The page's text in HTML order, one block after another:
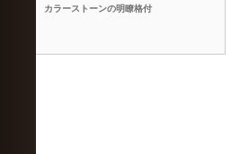
カラーストーンの明瞭格付